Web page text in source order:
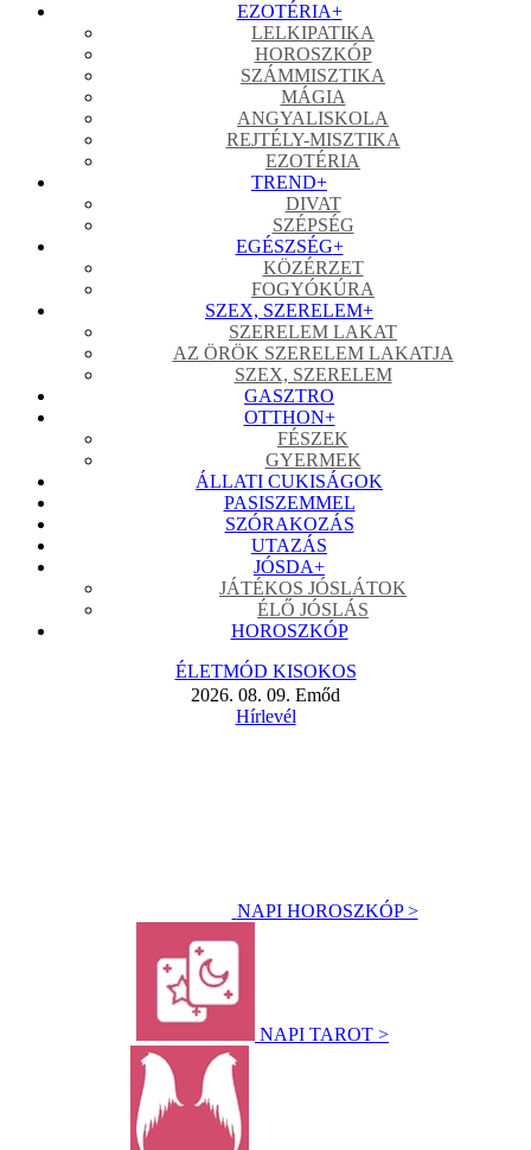
EZOTÉRIA+
LELKIPATIKA
HOROSZKÓP
SZÁMMISZTIKA
MÁGIA
ANGYALISKOLA
REJTÉLY-MISZTIKA
EZOTÉRIA
TREND+
DIVAT
SZÉPSÉG
EGÉSZSÉG+
KÖZÉRZET
FOGYÓKÚRA
SZEX, SZERELEM+
SZERELEM LAKAT
AZ ÖRÖK SZERELEM LAKATJA
SZEX, SZERELEM
GASZTRO
OTTHON+
FÉSZEK
GYERMEK
ÁLLATI CUKISÁGOK
PASISZEMMEL
SZÓRAKOZÁS
UTAZÁS
JÓSDA+
JÁTÉKOS JÓSLÁTOK
ÉLŐ JÓSLÁS
HOROSZKÓP
ÉLETMÓD KISOKOS
2026. 08. 09. Emőd
Hírlevél
NAPI HOROSZKÓP >
NAPI TAROT >